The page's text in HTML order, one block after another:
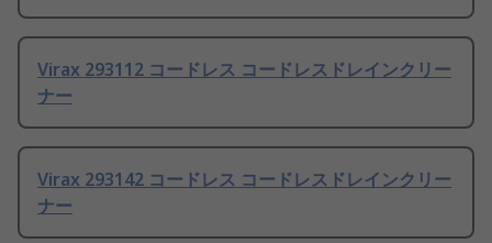
Virax 293112 コードレス コードレスドレインクリー
ナー
Virax 293142 コードレス コードレスドレインクリー
ナー